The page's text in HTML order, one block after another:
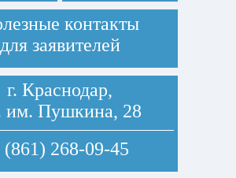
контакты
для заявителей
г. Краснодар,
им. Пушкина, 28
(861) 268-09-45